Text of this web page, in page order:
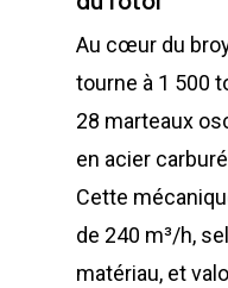
Au cœur du
tourne à 1 500
28 marteaux
en acier
Cette
de 240 m³/h,
matériau, et